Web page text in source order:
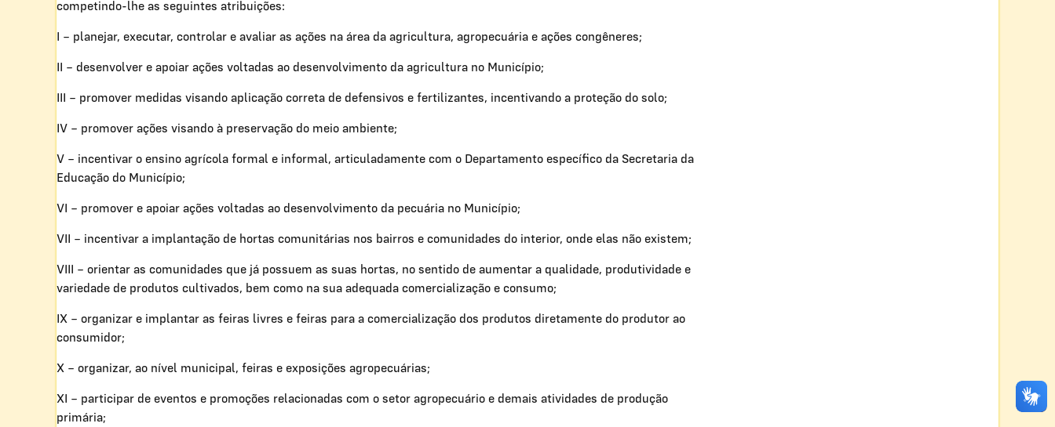
competindo-lhe as seguintes atribuições:
I – planejar, executar, controlar e avaliar as ações na área da agricultura, agropecuária e ações congêneres;
II – desenvolver e apoiar ações voltadas ao desenvolvimento da agricultura no Município;
III – promover medidas visando aplicação correta de defensivos e fertilizantes, incentivando a proteção do solo;
IV – promover ações visando à preservação do meio ambiente;
V – incentivar o ensino agrícola formal e informal, articuladamente com o Departamento específico da Secretaria da
Educação do Município;
VI – promover e apoiar ações voltadas ao desenvolvimento da pecuária no Município;
VII – incentivar a implantação de hortas comunitárias nos bairros e comunidades do interior, onde elas não existem;
VIII – orientar as comunidades que já possuem as suas hortas, no sentido de aumentar a qualidade, produtividade e
variedade de produtos cultivados, bem como na sua adequada comercialização e consumo;
IX – organizar e implantar as feiras livres e feiras para a comercialização dos produtos diretamente do produtor ao
consumidor;
X – organizar, ao nível municipal, feiras e exposições agropecuárias;
XI – participar de eventos e promoções relacionadas com o setor agropecuário e demais atividades de produção
primária;